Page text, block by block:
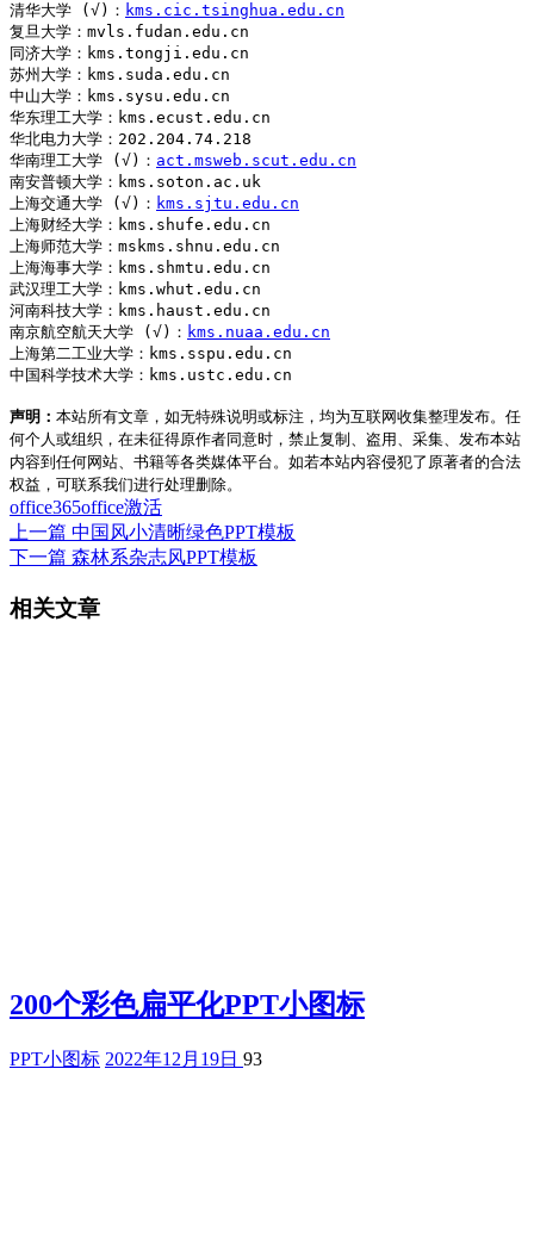
清华大学 (√)： kms.cic.tsinghua.edu.cn
复旦大学：mvls.fudan.edu.cn
同济大学：kms.tongji.edu.cn
苏州大学：kms.suda.edu.cn
中山大学：kms.sysu.edu.cn
华东理工大学：kms.ecust.edu.cn
华北电力大学：202.204.74.218
华南理工大学 (√)： act.msweb.scut.edu.cn
南安普顿大学：kms.soton.ac.uk
上海交通大学 (√)： kms.sjtu.edu.cn
上海财经大学：kms.shufe.edu.cn
上海师范大学：mskms.shnu.edu.cn
上海海事大学：kms.shmtu.edu.cn
武汉理工大学：kms.whut.edu.cn
河南科技大学：kms.haust.edu.cn
南京航空航天大学 (√)： kms.nuaa.edu.cn
上海第二工业大学：kms.sspu.edu.cn
中国科学技术大学：kms.ustc.edu.cn
声明： 本站所有文章，如无特殊说明或标注，均为互联网收集整理发布。任
何个人或组织，在未征得原作者同意时，禁止复制、盗用、采集、发布本站
内容到任何网站、书籍等各类媒体平台。如若本站内容侵犯了原著者的合法
权益，可联系我们进行处理删除。
office365office激活
上一篇 中国风小清晰绿色PPT模板
下一篇 森林系杂志风PPT模板
相关文章
200个彩色扁平化PPT小图标
PPT小图标 2022年12月19日 93